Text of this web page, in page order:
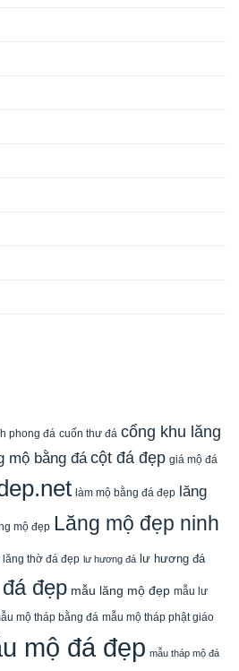
phong đá cuốn thư đá cổng khu lăng
mộ bằng đá cột đá đẹp giá mộ đá
làm mộ bằng đá đẹp lăng
mộ đẹp Lăng mộ đẹp ninh
lăng thờ đá đẹp lư hương đá lư hương đá
đẹp mẫu lăng mộ đẹp mẫu lư
mộ tháp bằng đá mẫu mộ tháp phật giáo
mộ đá đẹp mẫu tháp mộ đá